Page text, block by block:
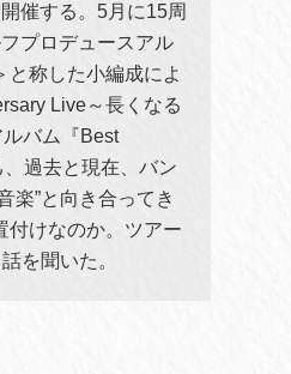
催する。5月に15周
プロデュースアル
称した小編成によ
Live～長くなる
バム『Best
過去と現在、バン
楽”と向き合ってき
付けなのか。ツアー
を聞いた。